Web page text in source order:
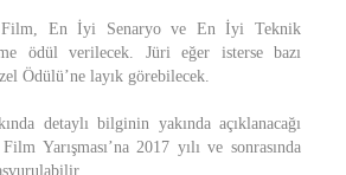
En İyi Senaryo ve En İyi Teknik
ödül verilecek. Jüri eğer isterse bazı
Ödülü’ne layık görebilecek.
detaylı bilginin yakında açıklanacağı
Yarışması’na 2017 yılı ve sonrasında